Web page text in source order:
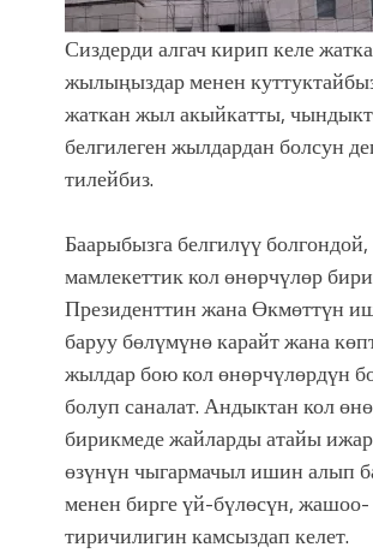
Сиздерди алгач кирип келе
жылыңыздар менен
жаткан жыл акыйкатты,
белгилеген жылдардан болсун
тилейбиз.
Баарыбызга белгилүү
мамлекеттик кол өнөрчүлөр
Президенттин жана Өкмөттүн
баруу бөлүмүнө карайт жана
жылдар бою кол өнөрчүлөрдүн
болуп саналат. Андыктан кол
бирикмеде жайларды атайы
өзүнүн чыгармачыл ишин алып
менен бирге үй-бүлөсүн, жашоо-
тиричилигин камсыздап келет.